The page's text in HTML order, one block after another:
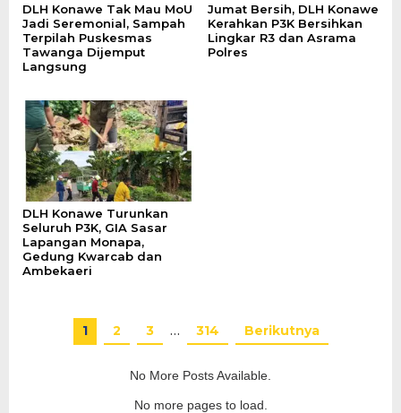
DLH Konawe Tak Mau MoU
Jadi Seremonial, Sampah
Terpilah Puskesmas
Tawanga Dijemput
Langsung
Jumat Bersih, DLH Konawe
Kerahkan P3K Bersihkan
Lingkar R3 dan Asrama
Polres
DLH Konawe Turunkan
Seluruh P3K, GIA Sasar
Lapangan Monapa,
Gedung Kwarcab dan
Ambekaeri
1 2 3 … 314 Berikutnya
No More Posts Available.
No more pages to load.